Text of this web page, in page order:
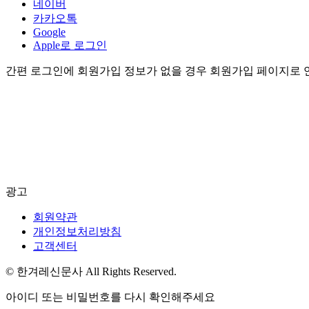
네이버
카카오톡
Google
Apple로 로그인
간편 로그인에 회원가입 정보가 없을 경우 회원가입 페이지로
광고
회원약관
개인정보처리방침
고객센터
© 한겨레신문사 All Rights Reserved.
아이디 또는 비밀번호를 다시 확인해주세요